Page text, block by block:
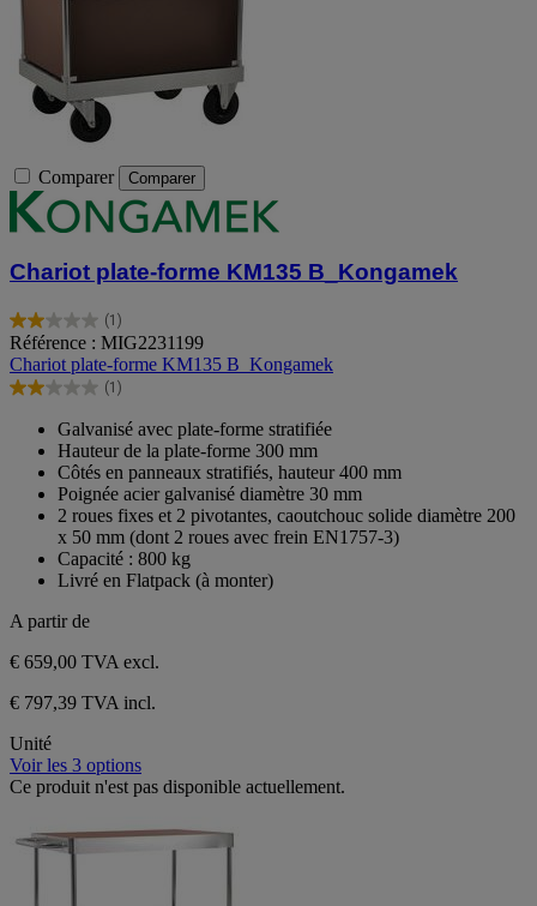
Comparer Comparer
Chariot plate-forme KM135 B_Kongamek
(1)
2.0
sur
5
étoiles.
avis
Référence : MIG2231199
Chariot plate-forme KM135 B_Kongamek
(1)
2.0
étoiles.
Galvanisé avec plate-forme stratifiée
Hauteur de la plate-forme 300 mm
Côtés en panneaux stratifiés, hauteur 400 mm
Poignée acier galvanisé diamètre 30 mm
2 roues fixes et 2 pivotantes, caoutchouc solide diamètre 200
x 50 mm (dont 2 roues avec frein EN1757-3)
Capacité : 800 kg
Livré en Flatpack (à monter)
A partir de
€ 659,00 TVA excl.
€ 797,39 TVA incl.
Unité
Voir les 3 options
Ce produit n'est pas disponible actuellement.